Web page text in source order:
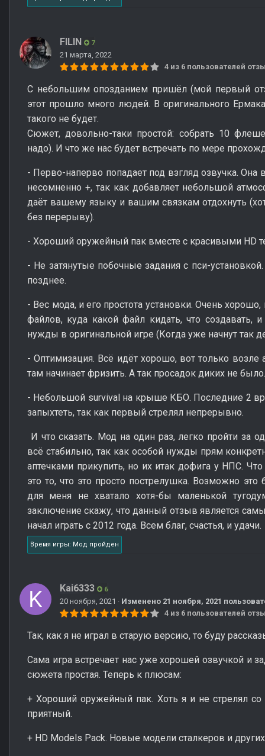
FILIN 7
21 марта, 2022
4 из 6 пользователей
С небольшим опозданием пришёл (мой первый
этот прошло много людей. В оригинального
такого не будет.
Сюжет, довольно-таки простой: собрать 10
надо). И что же нас будет встречать по мере
- Перво-наперво попадает под взгляд озвучка. Она
несомненно +, так как добавляет небольшой
даёт вашему языку и вашим связкам отдохнуть
без перерыву).
- Хороший оружейный пак вместе с красивыми HD
- Не затянутые побочные задания с пси-
позднее.
- Вес мода, и его простота установки. Очень
файлов, куда какой файл кидать, что создавать,
нужды в оригинальной игре (Когда уже начнут так
- Оптимизация. Всё идёт хорошо, вот только возле
там начинает фризить. А так просадок диких не было.
- Небольшой survival на крыше КБО. Последние 2
запыхтеть, так как первый стрелял непрерывно.
И что сказать. Мод на один раз, легко пройти за
всё стабильно, так как особой нужды прям
аптечками прикупить, но их итак дофига у НПС.
это то, что это просто пострелушка. Возможно
для меня не хватало хотя-бы маленькой
заключение скажу, что данный отзыв является
начал играть с 2012 года. Всем благ, счастья, и удачи.
Время игры: Мод пройден
Kai6333 6
20 ноября, 2021 · Изменено 21 ноября, 2021
4 из 6 пользователей
Так, как я не играл в старую версию, то буду
Сама игра встречает нас уже хорошей озвучкой и
сюжета простая. Теперь к плюсам:
+ Хороший оружейный пак. Хоть я и не стрелял
приятный.
+ HD Models Pack. Новые модели сталкеров и